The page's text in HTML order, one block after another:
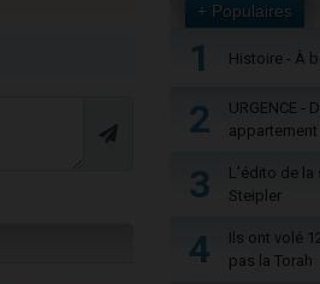
+ Populaires
1 Histoire - À
2
URGENCE -
3
L'édito de la
Steipler
4
Ils ont volé
pas la Torah